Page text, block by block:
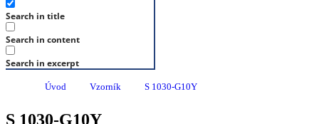
Search in title
Search in content
Search in excerpt
Úvod Vzorník S 1030-G10Y
S 1030-G10Y